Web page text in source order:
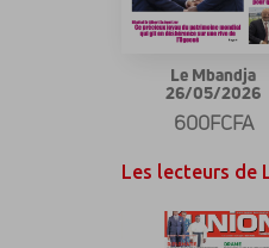
Le Mbandja
26/05/2026
600FCFA
Les lecteurs de